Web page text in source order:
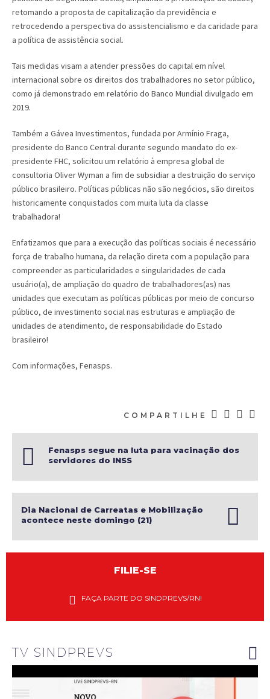
retomando a proposta de capitalização da previdência e
retrocedendo a perspectiva do assistencialismo e da caridade para
a política de assistência social.
Tais medidas visam a atender pressões do capital em nível
internacional sobre os direitos dos trabalhadores no setor público,
como já demonstrado em relatório do Banco Mundial divulgado em
2019.
Também a Gávea Investimentos, fundada por Armínio Fraga,
presidente do Banco Central durante segundo mandato do ex-
presidente FHC, solicitou um relatório à empresa global de
consultoria Oliver Wyman a fim de subsidiar a destruição do serviço
público brasileiro. Políticas públicas não são negócios, são direitos
historicamente conquistados com muita luta da classe
trabalhadora!
Enfatizamos que para a execução das políticas sociais é necessário
força de trabalho humana, da relação direta com a população para
compreender as particularidades e singularidades de cada
usuário(a), de ampliação do quadro de trabalhadores(as) nas
unidades que executam as políticas públicas por meio de concurso
público, de investimento social nas estruturas e ampliação de
unidades de atendimento, de responsabilidade do Estado
brasileiro!
Com informações, Fenasps.
COMPARTILHE
Fenasps segue na luta para vacinação dos
servidores do INSS
Dia Nacional de Carreatas e Mobilização
acontece neste domingo (21)
FILIE-SE
FAÇA PARTE DO SINDPREVS/RN!
TV SINDPREVS
explanam
do INSS